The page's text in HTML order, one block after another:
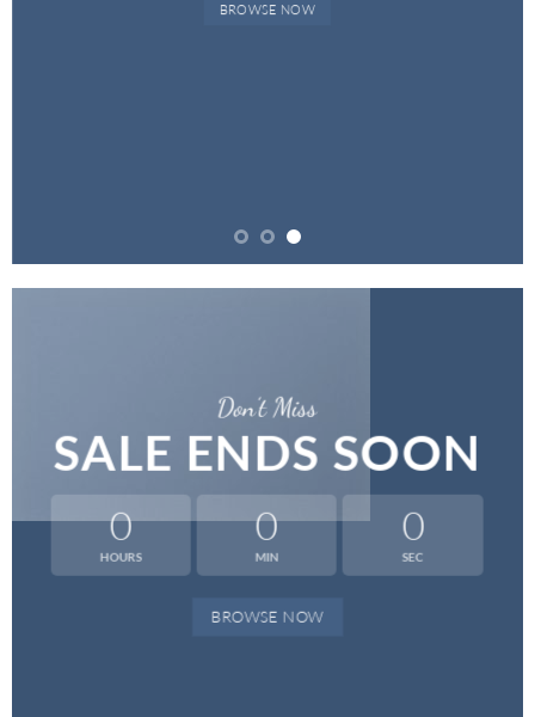
BROWSE NOW
Don’t Miss
SALE ENDS SOON
0
HOURS
0
MIN
0
SEC
BROWSE NOW